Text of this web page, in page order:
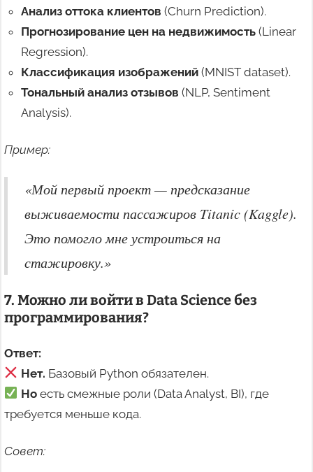
Анализ оттока клиентов (Churn Prediction).
Прогнозирование цен на недвижимость (Linear
Regression).
Классификация изображений (MNIST dataset).
Тональный анализ отзывов (NLP, Sentiment
Analysis).
Пример:
«Мой первый проект — предсказание
выживаемости пассажиров Titanic (Kaggle).
Это помогло мне устроиться на
стажировку.»
7. Можно ли войти в Data Science без
программирования?
Ответ:
Нет. Базовый Python обязателен.
Ноесть смежные роли (Data Analyst, BI), где
требуется меньше кода.
Совет: